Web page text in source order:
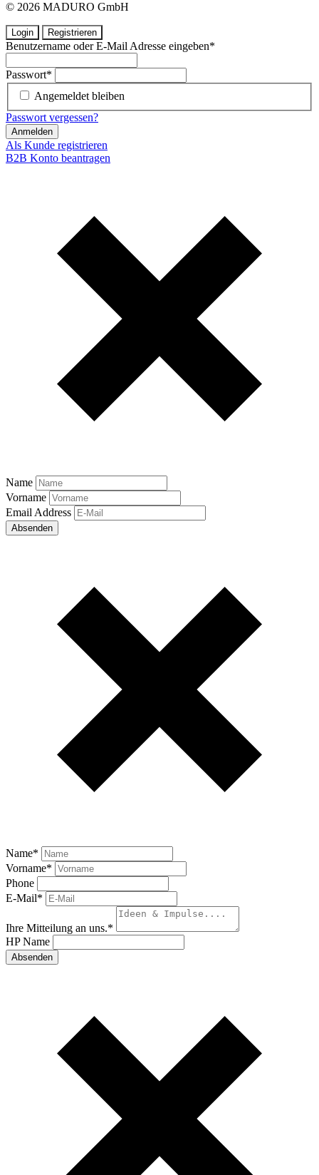
© 2026 MADURO GmbH
Login Registrieren
Benutzername oder E-Mail Adresse eingeben*
Passwort*
Angemeldet bleiben
Passwort vergessen?
Anmelden
Als Kunde registrieren
B2B Konto beantragen
Name
Vorname
Email Address
Name*
Vorname*
Phone
E-Mail*
Ihre Mitteilung an uns.*
HP Name
Absenden